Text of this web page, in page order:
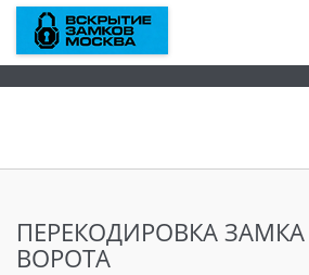
ПЕРЕКОДИРОВКА
ВОРОТА